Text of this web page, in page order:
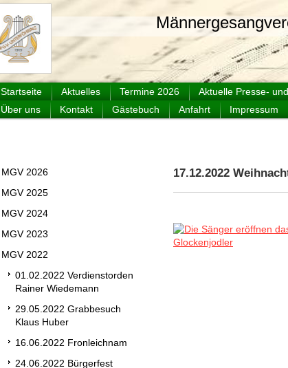
Männergesangverein
Startseite Aktuelles Termine 2026 Aktuelle Presse-
Über uns
Kontakt Gästebuch Anfahrt Impressum
MGV 2026
MGV 2025
MGV 2024
MGV 2023
MGV 2022
01.02.2022 Verdienstorden
Rainer Wiedemann
29.05.2022 Grabbesuch
Klaus Huber
16.06.2022 Fronleichnam
24.06.2022 Bürgerfest
17.12.2022